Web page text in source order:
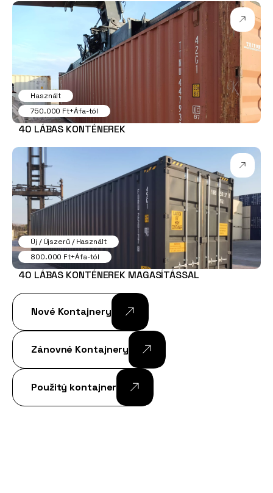
Használt
750.000 Ft+Áfa-tól
40 LÁBAS KONTÉNEREK
Új / Újszerű / Használt
800.000 Ft+Áfa-tól
40 LÁBAS KONTÉNEREK MAGASÍTÁSSAL
Nové Kontajnery
Zánovné Kontajnery
Použitý kontajner